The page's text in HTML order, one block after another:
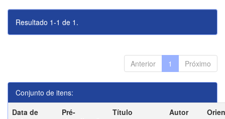
Resultado 1-1 de 1.
Anterior 1 Próximo
Conjunto de itens:
Data de
Pré-
Título Autor